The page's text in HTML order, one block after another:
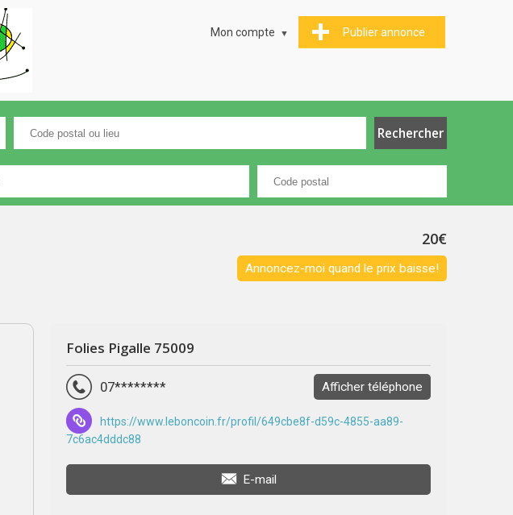
Publier annonce
Mon compte
20€
Annoncez-moi quand le prix baisse!
Folies Pigalle 75009
07******** Afficher téléphone
https://www.leboncoin.fr/profil/649cbe8f-d59c-4855-aa89-
7c6ac4dddc88
E-mail